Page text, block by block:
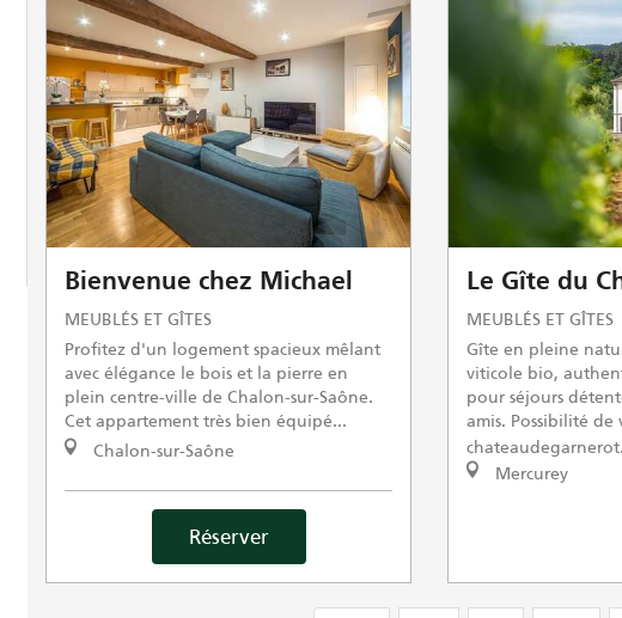
Bienvenue chez Michael
MEUBLÉS ET GÎTES
Profitez d'un logement spacieux mêlant
avec élégance le bois et la pierre en
plein centre-ville de Chalon-sur-Saône.
Cet appartement très bien équipé...
Chalon-sur-Saône
Réserver
Le Gîte du
MEUBLÉS ET GÎTES
Gîte en pleine
viticole bio,
pour séjours
amis. Possibilité de
Mercurey